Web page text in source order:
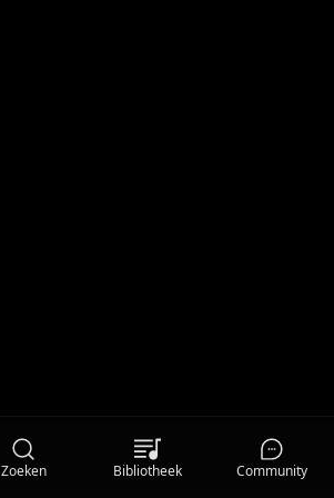
Zoeken Bibliotheek Community